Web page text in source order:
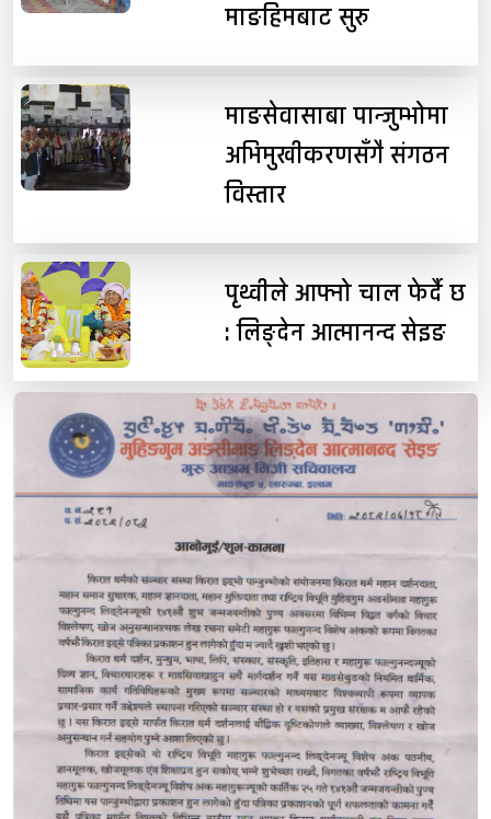
माङहिमबाट सुरु
माङसेवासाबा पान्जुम्भोमा
अभिमुखीकरणसँगै संगठन
विस्तार
पृथ्वीले आफ्नो चाल फेर्दै छ
: लिङ्देन आत्मानन्द सेइङ